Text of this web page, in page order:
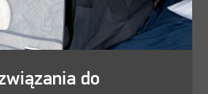
do